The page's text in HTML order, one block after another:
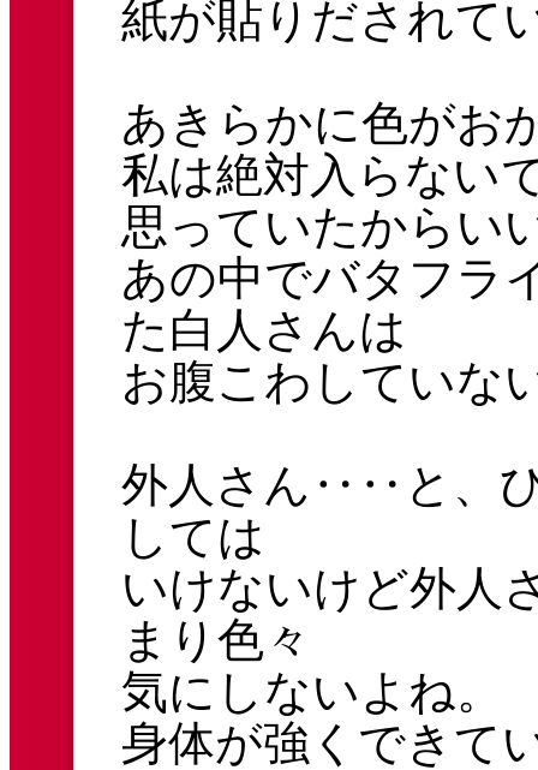
紙が貼りだされて
あきらかに色がお
私は絶対入らない
思っていたからい
あの中でバタフラ
た白人さんは
お腹こわしていな
外人さん‥‥と、
しては
いけないけど外人
まり色々
気にしないよね。
身体が強くできて